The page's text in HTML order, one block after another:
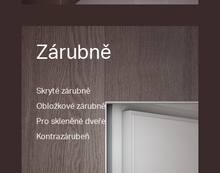
Zárubně
Skryté zárubně
Obložkové zárubně
Pro skleněné dveře
Kontrazárubeň